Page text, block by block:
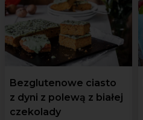
Bezglutenowe ciasto
z dyni z polewą z białej
czekolady